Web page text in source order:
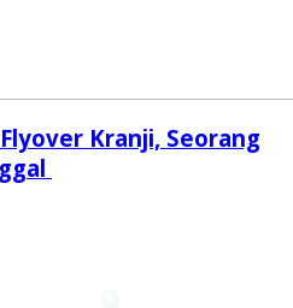
Kranji, Seorang